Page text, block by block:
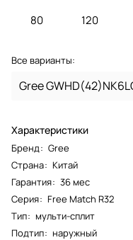
80 120
Все варианты:
Gree
Характеристики
Бренд: Gree
Страна: Китай
Гарантия: 36 мес
Серия: Free Match R32
Тип: мульти-сплит
Подтип: наружный